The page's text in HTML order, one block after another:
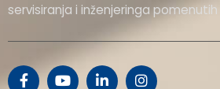
servisiranja i inženjeringa